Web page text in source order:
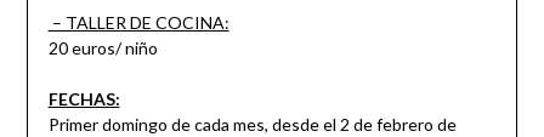
– TALLER DE COCINA:
20 euros/ niño
FECHAS:
Primer domingo de cada mes, desde el 2 de febrero de